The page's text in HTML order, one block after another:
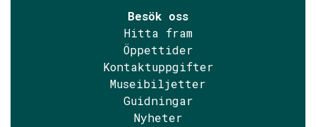
Besök oss
Hitta fram
Öppettider
Kontaktuppgifter
Museibiljetter
Guidningar
Nyheter